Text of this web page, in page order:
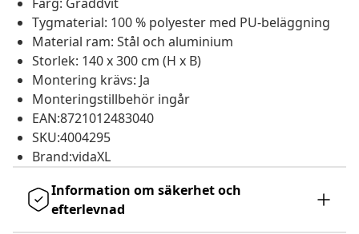
Tygmaterial: 100 % polyester med PU-beläggning
Material ram: Stål och aluminium
Storlek: 140 x 300 cm (H x B)
Montering krävs: Ja
Monteringstillbehör ingår
EAN:8721012483040
SKU:4004295
Brand:vidaXL
Information om säkerhet och
efterlevnad